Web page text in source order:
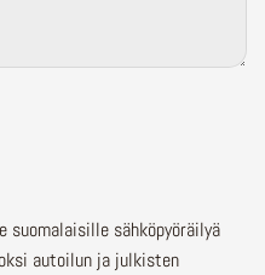
suomalaisille sähköpyöräilyä
autoilun ja julkisten